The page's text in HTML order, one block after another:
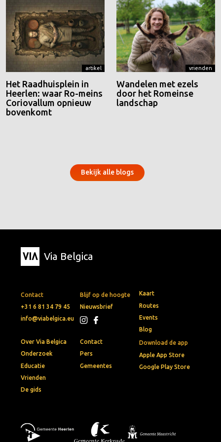
artikel
Het Raadhuisplein in
Heerlen: waar Ro-meins
Coriovallum opnieuw
bovenkomt
vrienden
Wandelen met ezels
door het Romeinse
landschap
Bekijk alle blogs
Via Belgica
Contact
+31 6 81 34 79 45
info@viabelgica.eu
Blijf op de hoogte
Nieuwsbrief
Download de app
Apple App Store
Google Play Store
Kaart
Routes
Events
Blog
Over Via Belgica
Onderzoek
Educatie
Vrienden
De gids
Contact
Pers
Gemeentes